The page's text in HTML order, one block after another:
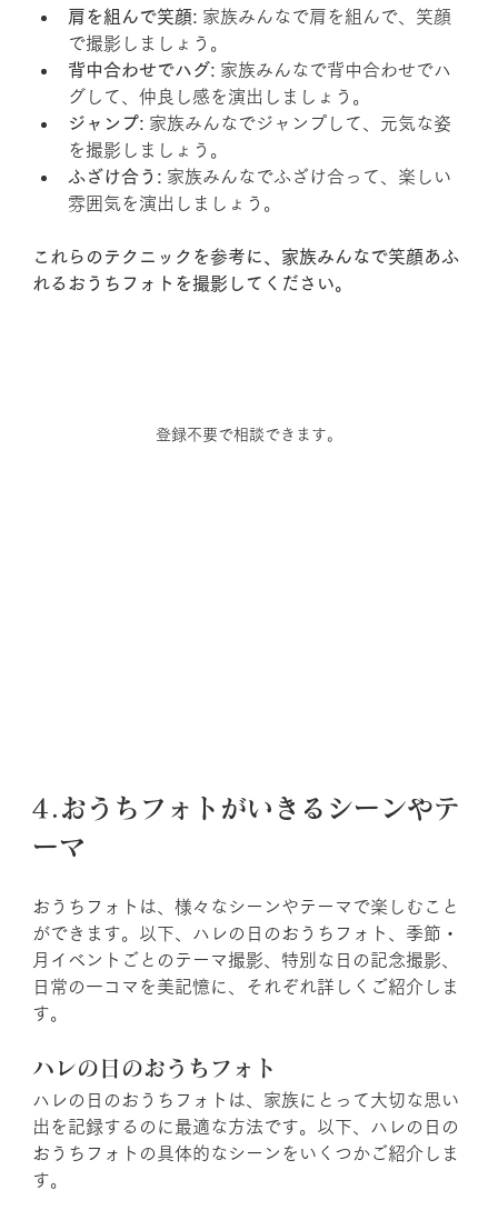
肩を組んで笑顔: 家族みんなで肩を組んで、笑顔
で撮影しましょう。
背中合わせでハグ: 家族みんなで背中合わせでハ
グして、仲良し感を演出しましょう。
ジャンプ: 家族みんなでジャンプして、元気な姿
を撮影しましょう。
ふざけ合う: 家族みんなでふざけ合って、楽しい
雰囲気を演出しましょう。
これらのテクニックを参考に、家族みんなで笑顔あふ
れるおうちフォトを撮影してください。
登録不要で相談できます。
4.おうちフォトがいきるシーンやテ
ーマ
おうちフォトは、様々なシーンやテーマで楽しむこと
ができます。以下、ハレの日のおうちフォト、季節・
月イベントごとのテーマ撮影、特別な日の記念撮影、
日常の一コマを美記憶に、それぞれ詳しくご紹介しま
す。
ハレの日のおうちフォト
ハレの日のおうちフォトは、家族にとって大切な思い
出を記録するのに最適な方法です。以下、ハレの日の
おうちフォトの具体的なシーンをいくつかご紹介しま
す。